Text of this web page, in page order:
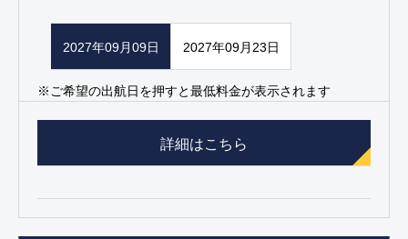
2027年09月09日 2027年09月23日
※ご希望の出航日を押すと最低料金が表示されます
詳細はこちら